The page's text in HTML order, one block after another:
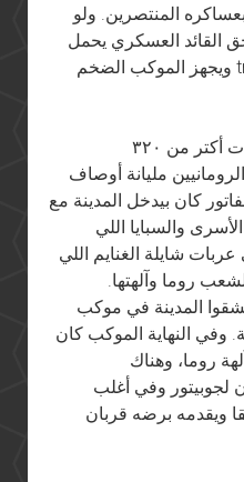
المنتصرين. ولو
القائد العسكري يحمل
لقب “ترايمفاتور” triumphator ويجهز الموكب الضخم
روما في تاريخها الطويل شهدت أكتر من ٣٢٠
مليانة أوصاف
كان بيدخل المدينة مع
والسبايا اللي
شايلة الغنايم اللي
روما وآلهتها.
المدينة في موكب
النهاية الموكب كان
روما، وهناك
لجوبيتور وفي أغلب
ويقدمه برضه قربان